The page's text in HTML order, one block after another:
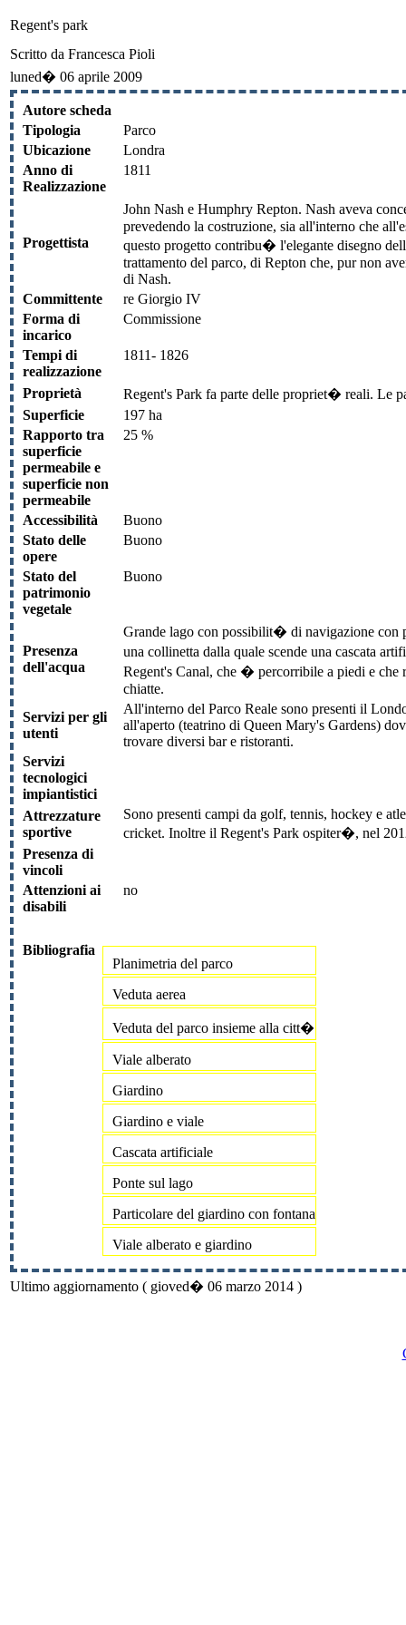
Regent's park
Scritto da Francesca Pioli
luned� 06 aprile 2009
Autore scheda
Tipologia
Parco
Ubicazione
Londra
Anno di
Realizzazione
1811
Progettista
John Nash e Humphry Repton. Nash aveva
prevedendo la costruzione, sia all'interno che
questo progetto contribu� l'elegante disegno
trattamento del parco, di Repton che, pur non
di Nash.
Committente
re Giorgio IV
Forma di
incarico
Commissione
Tempi di
realizzazione
1811- 1826
Proprietà
Regent's Park fa parte delle propriet� reali. Le
Superficie
197 ha
Rapporto tra
superficie
permeabile e
superficie non
permeabile
25 %
Accessibilità
Buono
Stato delle
opere
Buono
Stato del
patrimonio
vegetale
Buono
Presenza
dell'acqua
Grande lago con possibilit� di navigazione con
una collinetta dalla quale scende una cascata
Regent's Canal, che � percorribile a piedi e che
chiatte.
Servizi per gli
utenti
All'interno del Parco Reale sono presenti il
all'aperto (teatrino di Queen Mary's Gardens)
trovare diversi bar e ristoranti.
Servizi
tecnologici
impiantistici
Attrezzature
sportive
Sono presenti campi da golf, tennis, hockey e
cricket. Inoltre il Regent's Park ospiter�, nel
Presenza di
vincoli
Attenzioni ai
disabili
no
Bibliografia
Planimetria del parco
Veduta aerea
Veduta del parco insieme alla citt�
Viale alberato
Giardino
Giardino e viale
Cascata artificiale
Ponte sul lago
Particolare del giardino con fontana
Viale alberato e giardino
Ultimo aggiornamento ( gioved� 06 marzo 2014 )